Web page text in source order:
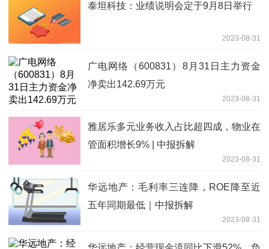
泰坦科技：业绩说明会定于9月8日举行
2023-08-31
广电网络（600831）8月31日主力资金
净卖出142.69万元
2023-08-31
雅居乐多元业务收入占比超四成，物业在
管面积增长9% | 中报拆解
2023-08-31
华远地产：毛利率三连降，ROE降至近
五年同期最低｜中报拆解
2023-08-31